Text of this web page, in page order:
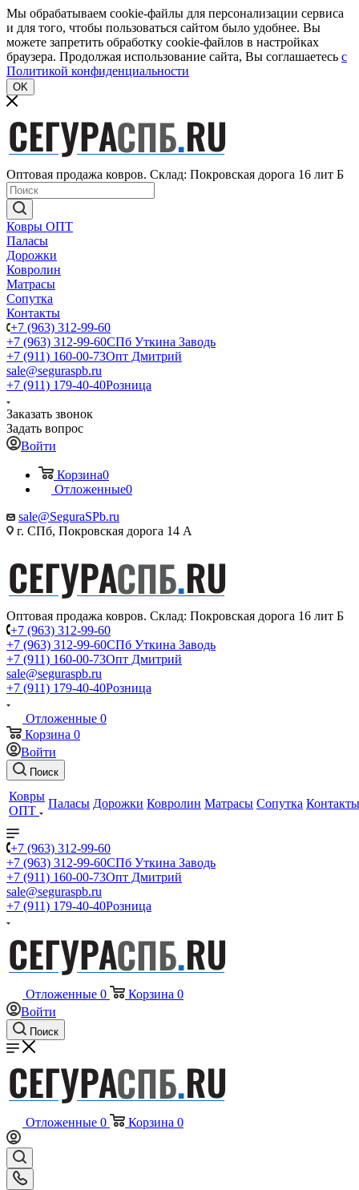
Мы обрабатываем cookie-файлы для персонализации сервиса
и для того, чтобы пользоваться сайтом было удобнее. Вы
можете запретить обработку cookie-файлов в настройках
браузера. Продолжая использование сайта, Вы соглашаетесь c
Политикой конфиденциальности
OK
Оптовая продажа ковров. Склад: Покровская дорога 16 лит Б
Ковры ОПТ
Паласы
Дорожки
Ковролин
Матрасы
Сопутка
Контакты
+7 (963) 312-99-60
+7 (963) 312-99-60СПб Уткина Заводь
+7 (911) 160-00-73Опт Дмитрий
sale@seguraspb.ru
+7 (911) 179-40-40Розница
Заказать звонок
Задать вопрос
Войти
Корзина0
Отложенные0
sale@SeguraSPb.ru
г. СПб, Покровская дорога 14 А
Оптовая продажа ковров. Склад: Покровская дорога 16 лит Б
+7 (963) 312-99-60
+7 (963) 312-99-60СПб Уткина Заводь
+7 (911) 160-00-73Опт Дмитрий
sale@seguraspb.ru
+7 (911) 179-40-40Розница
Отложенные 0
Корзина 0
Войти
Поиск
Ковры
ОПТ
Паласы Дорожки Ковролин Матрасы Сопутка Контакты
+7 (963) 312-99-60
+7 (963) 312-99-60СПб Уткина Заводь
+7 (911) 160-00-73Опт Дмитрий
sale@seguraspb.ru
+7 (911) 179-40-40Розница
Отложенные 0 Корзина 0
Войти
Поиск
Отложенные 0 Корзина 0